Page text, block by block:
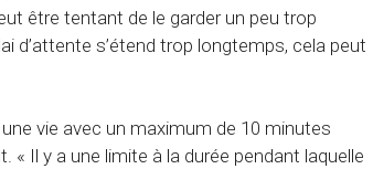
être tentant de le garder un peu trop
d’attente s’étend trop longtemps, cela peut
vie avec un maximum de 10 minutes
« Il y a une limite à la durée pendant laquelle